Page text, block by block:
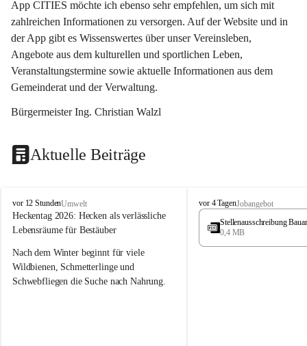
App CITIES möchte ich ebenso sehr empfehlen, um sich mit
zahlreichen Informationen zu versorgen. Auf der Website und in
der App gibt es Wissenswertes über unser Vereinsleben,
Angebote aus dem kulturellen und sportlichen Leben,
Veranstaltungstermine sowie aktuelle Informationen aus dem
Gemeinderat und der Verwaltung.
Bürgermeister Ing. Christian Walzl
Aktuelle Beiträge
S
t
ö
s
i
n
vor 12 StundenUmwelt
Heckentag 2026: Hecken als verlässliche
Lebensräume für Bestäuber
Nach dem Winter beginnt für viele
Wildbienen, Schmetterlinge und
Schwebfliegen die Suche nach Nahrung.
S
t
s
vor 4 TagenJobangebot
Stellenausschreibung
0,4 MB